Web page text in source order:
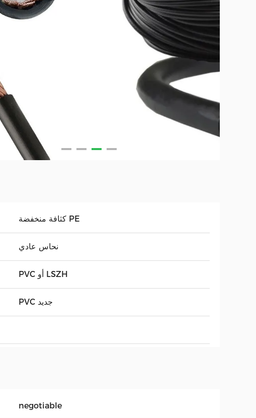
كثافة منخفضة PE
نحاس عادي
PVC أو LSZH
PVC جديد
negotiable